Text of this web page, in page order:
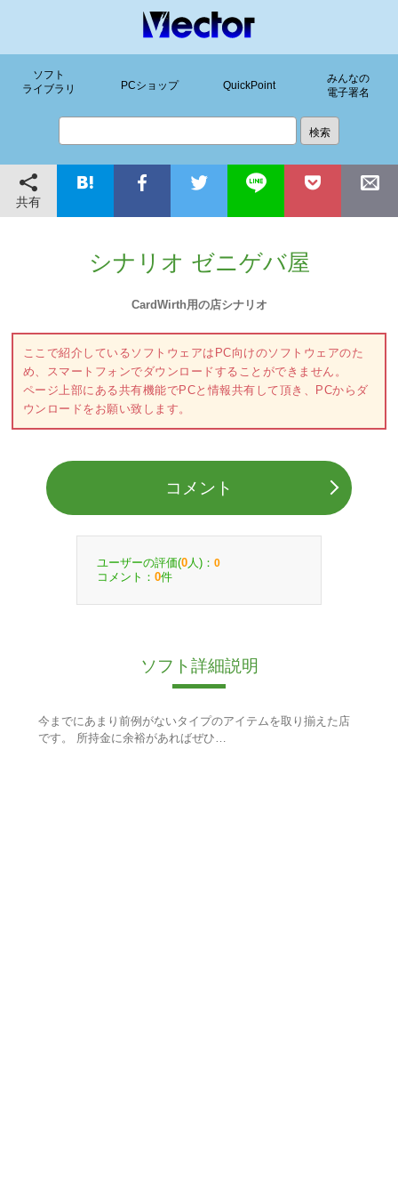
ソフト
ライブラリ
PCショップ QuickPoint
みんなの
電子署名
共有
シナリオ ゼニゲバ屋
CardWirth用の店シナリオ
ここで紹介しているソフトウェアはPC向けのソフトウェアのた
め、スマートフォンでダウンロードすることができません。
ページ上部にある共有機能でPCと情報共有して頂き、PCからダ
ウンロードをお願い致します。
コメント
ユーザーの評価(0 人)： 0
コメント： 0件
ソフト詳細説明
今までにあまり前例がないタイプのアイテムを取り揃えた店
です。 所持金に余裕があればぜひ…